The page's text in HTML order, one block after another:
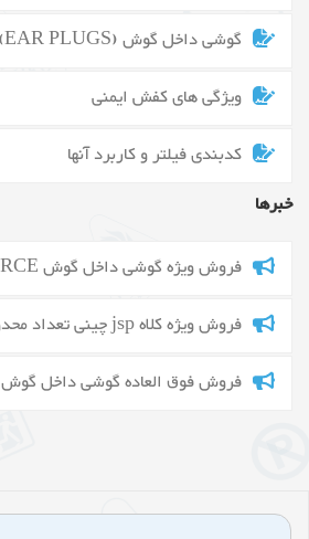
گوشی داخل گوش (EAR PLUGS)
ویژگی های کفش ایمنی
کدبندی فیلتر و کاربرد آنها
خبرها
فروش ویژه گوشی داخل گوش 3FORCE
فروش ویژه کلاه jsp چینی تعداد محدود
فروش فوق العاده گوشی داخل گوش 3M (EAR)